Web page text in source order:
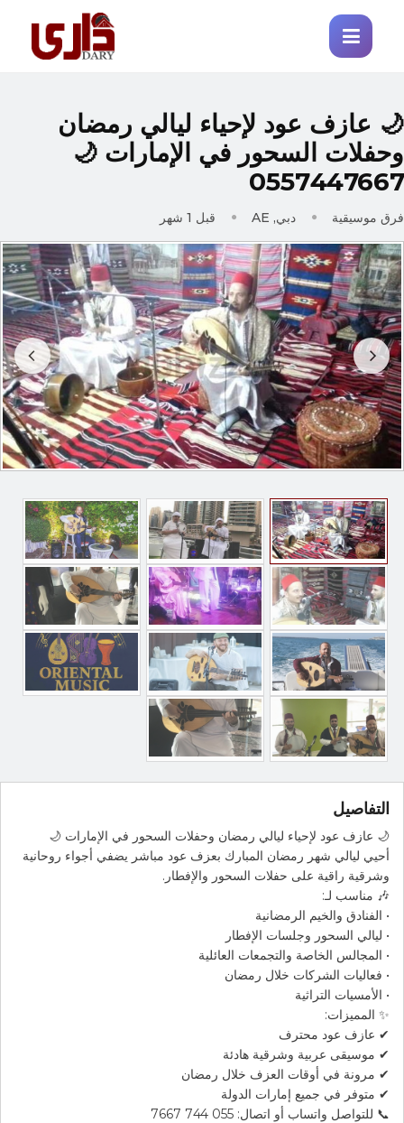
عازف عود لإحياء ليالي رمضان
السحور في الإمارات 🌙
موسيقية دبي, AE قبل 1 شهر
Prev Next
التفاصيل
🌙 عازف عود لإحياء ليالي رمضان وحفلات السحور في الإمارات 🌙
أحيي ليالي شهر رمضان المبارك بعزف عود مباشر يضفي أجواء روحانية
وشرقية راقية على حفلات السحور والإفطار.
🎶 مناسب لـ:
• الفنادق والخيم الرمضانية
• ليالي السحور وجلسات الإفطار
• المجالس الخاصة والتجمعات العائلية
• فعاليات الشركات خلال رمضان
• الأمسيات التراثية
✨ المميزات:
✔ عازف عود محترف
✔ موسيقى عربية وشرقية هادئة
✔ مرونة في أوقات العزف خلال رمضان
✔ متوفر في جميع إمارات الدولة
📞 للتواصل واتساب أو اتصال: 055 744 7667